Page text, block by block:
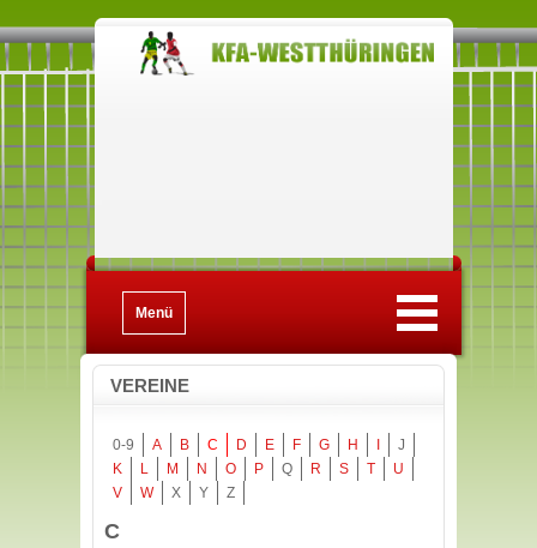
Menü
VEREINE
0-9 A B C D E F G H
J
K
L M N O P Q R S T
U
V
W X Y Z
C